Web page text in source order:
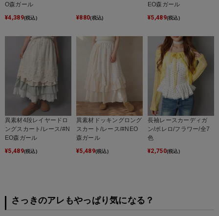
O森ガール
¥4,389(税込) ¥880(税込)
EO森ガール
¥5,489(税込)
異素材4段レイヤードロ
ングスカート/レース/#N
EO森ガール
¥5,489(税込)
異素材ドッキングロング
スカート/レース/#NEO
森ガール
¥5,489(税込)
長袖レースカーディガ
ン/ボレロ/フラワー/全7
色
¥2,750(税込)
さっきのアレもやっぱり気になる？